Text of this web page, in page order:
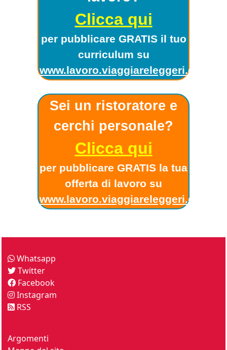
Clicca qui
per pubblicare GRATIS il tuo
curriculum su
www.lavoro.viaggiareleggeri.com
Sei un ristoratore e
cerchi personale?
Clicca qui
per pubblicare GRATIS la tua
offerta di lavoro su
www.lavoro.viaggiareleggeri.com
Whatsapp
Twitter
Facebook
Instagram
RSS
Argomenti